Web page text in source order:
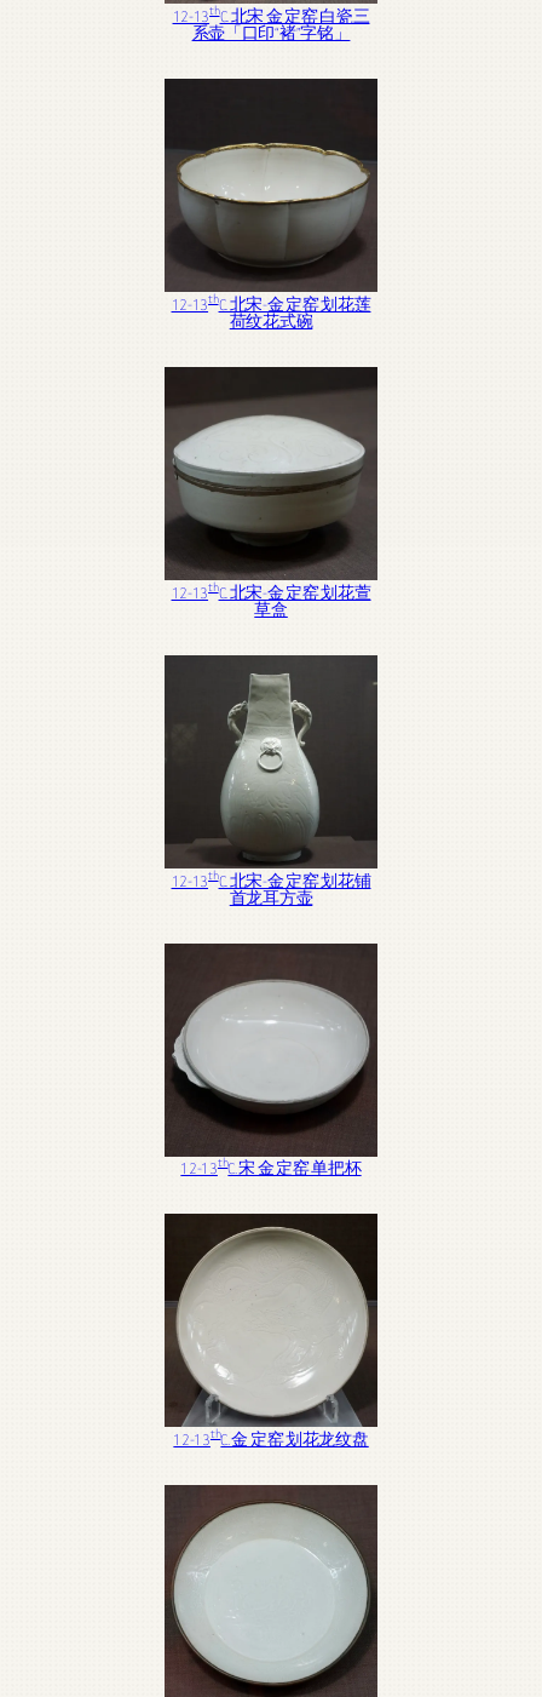
12-13thC. 北宋 金 定窑 白瓷三
系壶「口印“褚”字铭」
12-13thC. 北宋-金 定窑 划花莲
荷纹花式碗
12-13thC. 北宋-金 定窑 划花萱
草盒
12-13thC. 北宋-金 定窑 划花铺
首龙耳方壶
12-13thC. 宋 金 定窑 单把杯
12-13thC. 金 定窑 划花龙纹盘